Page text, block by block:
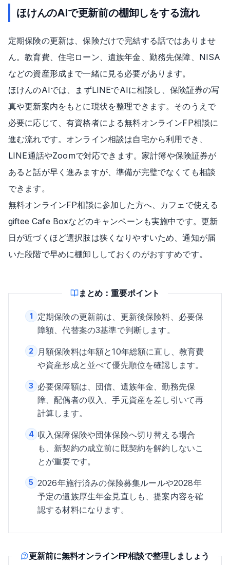
ほけんのAIで更新前の棚卸しをする流れ
定期保険の更新は、保険だけで完結する話ではありませ
ん。教育費、住宅ローン、遺族年金、勤務先保障、NISA
などの資産形成まで一緒に見る必要があります。
ほけんのAIでは、まずLINEでAIに相談し、保険証券の写
真や更新案内をもとに現状を整理できます。そのうえで
必要に応じて、有資格者による無料オンラインFP相談に
進む流れです。オンライン相談は自宅から利用でき、
LINE通話やZoomで対応できます。家計簿や保険証券が
あると話が早く進みますが、準備が完璧でなくても相談
できます。
無料オンラインFP相談に参加した方へ、カフェで使える
giftee Cafe Boxなどのキャンペーンも実施中です。更新
日が近づくほど選択肢は狭くなりやすいため、通知が届
いた段階で早めに棚卸ししておくのがおすすめです。
まとめ：重要ポイント
1
定期保険の更新前は、更新後保険料、必要保
障額、代替案の3基準で判断します。
2
月額保険料は年額と10年総額に直し、教育費
や資産形成と並べて優先順位を確認します。
3 必要保障額は、団信、遺族年金、勤務先保
障、配偶者の収入、手元資産を差し引いて再
計算します。
4 収入保障保険や団体保険へ切り替える場合
も、新契約の成立前に既契約を解約しないこ
とが重要です。
5 2026年施行済みの保険募集ルールや2028年
予定の遺族厚生年金見直しも、提案内容を確
認する材料になります。
更新前に無料オンラインFP相談で整理しましょう